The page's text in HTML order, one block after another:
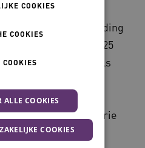
deelnemende
programma Begeleiding
de periode 2023-2025
à la carte 2, als
‘Zorg en
met een
door het ministerie
COOKIES
COOKIES
ALLE COOKIES
COOKIES